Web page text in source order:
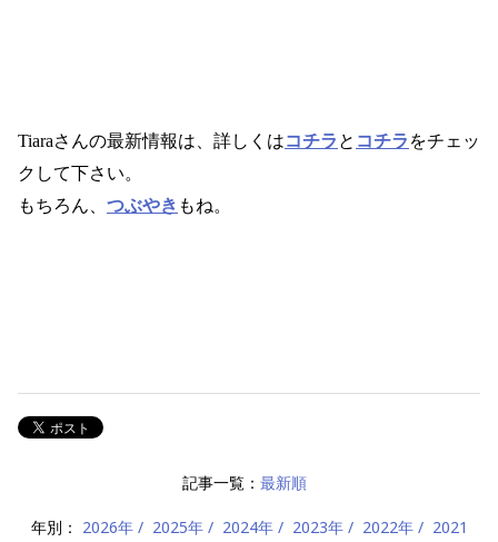
Tiaraさんの最新情報は、詳しくはコチラ と コチラ をチェッ
クして下さい。
もちろん、 つぶやき もね。
記事一覧： 最新順
年別： 2026年 2025年 2024年 2023年 2022年
2021